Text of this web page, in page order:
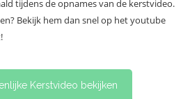
tijdens de opnames van de kerstvideo.
Bekijk hem dan snel op het youtube
Kerstvideo bekijken